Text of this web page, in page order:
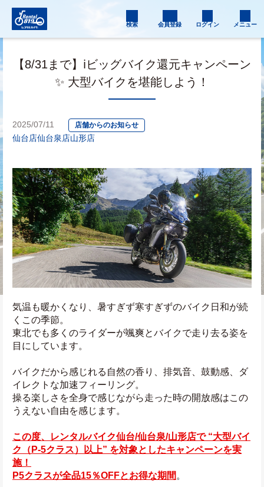
検索 会員登録 ログイン メニュー
【8/31まで】ℹ️ビッグバイク還元キャンペーン
✨ 大型バイクを堪能しよう！
2025/07/11 店舗からのお知らせ
仙台店仙台泉店山形店
気温も暖かくなり、暑すぎず寒すぎずのバイク日和が続
くこの季節。
東北でも多くのライダーが颯爽とバイクで走り去る姿を
目にしています。
バイクだから感じれる自然の香り、排気音、鼓動感、ダ
イレクトな加速フィーリング。
操る楽しさを全身で感じながら走った時の開放感はこの
うえない自由を感じます。
この度、レンタルバイク仙台/仙台泉/山形店で “大型バイ
ク（P-5クラス）以上” を対象としたキャンペーンを実
施！
P5クラスが全品15％OFFとお得な期間 。